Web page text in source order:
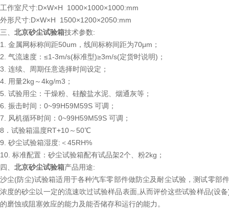
工作室尺寸:D×W×H 1000×1000×1000:mm
外形尺寸:D×W×H 1500×1200×2050:mm
三、 北京砂尘试验箱技术参数:
1. 金属网标称间距50um，线间标称间距为70μm；
2. 气流速度：≤1-3m/s(标准型)≥3m/s(定货时说明)；
3. 连续、周期任意选择时间设定；
4. 用量2kg～4kg/m3；
5. 试验用尘：干燥粉、硅酸盐水泥、烟通灰等；
6. 振击时间：0~99H59M59S 可调；
7. 风机循环时间：0~99H59M59S 可调；
8．试验箱温度RT+10～50℃
9. 砂尘试验箱湿度:＜45RH%
10. 标准配置：砂尘试验箱配有试品架2个、粉2kg；
四、 北京砂尘试验箱产品用途:
沙尘(防尘)试验箱适用于各种汽车零部件做防尘及耐尘试验，测试零部
浓度的砂尘以一定的流速吹过试验样品表面,从而评价这些试验样品(设
的磨蚀或阻塞效应的能力及能否储存和运行的能力。